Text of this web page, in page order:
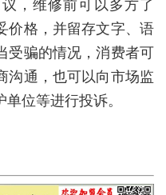
，维修前可以多方了
价格，并留存文字、语
受骗的情况，消费者可
沟通，也可以向市场监
位等进行投诉。